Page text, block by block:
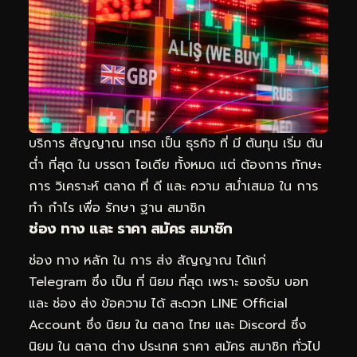
บริการ สัญญาณ เทรด เป็น ธุรกิจ ที่ มี ต้นทุน เริ่ม ต้น
ต่ำ ที่สุด ใน บรรดา ไอเดีย ทั้งหมด แต่ ต้องการ ทักษะ
การ วิเคราะห์ ตลาด ที่ ดี และ ความ สม่ำเสมอ ใน การ
ทำ กำไร เพื่อ รักษา ฐาน สมาชิก
ช่อง ทาง และ ราคา สมัคร สมาชิก
ช่อง ทาง หลัก ใน การ ส่ง สัญญาณ ได้แก่
Telegram ซึ่ง เป็น ที่ นิยม ที่สุด เพราะ รองรับ บอท
และ ช่อง ส่ง ข้อความ ได้ สะดวก LINE Official
Account ซึ่ง นิยม ใน ตลาด ไทย และ Discord ซึ่ง
นิยม ใน ตลาด ต่าง ประเทศ ราคา สมัคร สมาชิก ทั่วไป